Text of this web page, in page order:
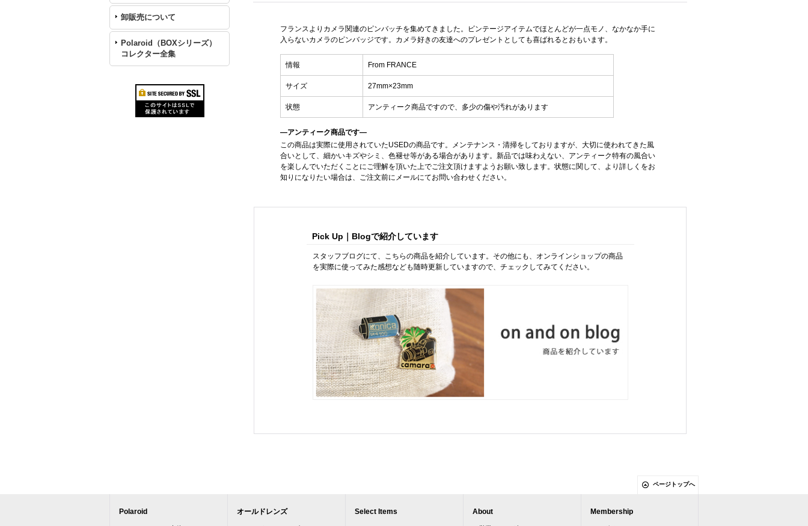
卸販売について
Polaroid（BOXシリーズ）
コレクター全集
フランスよりカメラ関連のピンバッチを集めてきました。ビンテージアイテムでほとんどが一点モノ、なかなか手に
入らないカメラのピンバッジです。カメラ好きの友達へのプレゼントとしても喜ばれるとおもいます。
情報 From FRANCE
サイズ 27mm×23mm
状態 アンティーク商品ですので、多少の傷や汚れがあります
—アンティーク商品です—
この商品は実際に使用されていたUSEDの商品です。メンテナンス・清掃をしておりますが、大切に使われてきた風
合いとして、細かいキズやシミ、色褪せ等がある場合があります。新品では味わえない、アンティーク特有の風合い
を楽しんでいただくことにご理解を頂いた上でご注文頂けますようお願い致します。状態に関して、より詳しくをお
知りになりたい場合は、ご注文前にメールにてお問い合わせください。
Pick Up｜Blogで紹介しています
スタッフブログにて、こちらの商品を紹介しています。その他にも、オンラインショップの商品
を実際に使ってみた感想なども随時更新していますので、チェックしてみてください。
ページトップへ
Polaroid オールドレンズ Select Items About Membership